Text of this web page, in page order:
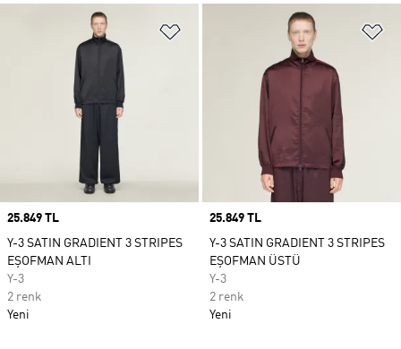
Favori Listesine Ekle
Price
25.849 TL
Y-3 SATIN GRADIENT 3 STRIPES
EŞOFMAN ALTI
Y-3
2 renk
Yeni
Price
25.849 TL
Y-3 SATIN GRADIENT 3 STRIPES
EŞOFMAN ÜSTÜ
Y-3
2 renk
Yeni